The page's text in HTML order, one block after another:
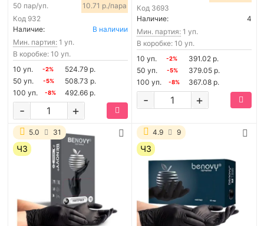
Код 932
50 пар/уп. 10.71 р./пара
Наличие:
В наличии
Мин. партия: 1 уп.
В коробке: 10 уп.
10 уп.
-2%
524.79 р.
50 уп.
-5%
508.73 р.
100 уп.
-8% 492.66 р.
+
-
Код 3693
Наличие:
4
Мин. партия: 1 уп.
В коробке: 10 уп.
10 уп.
-2%
391.02 р.
50 уп.
-5%
379.05 р.
100 уп.
-8% 367.08 р.
+
-
5.0 31
ЧЗ
4.9 9
ЧЗ